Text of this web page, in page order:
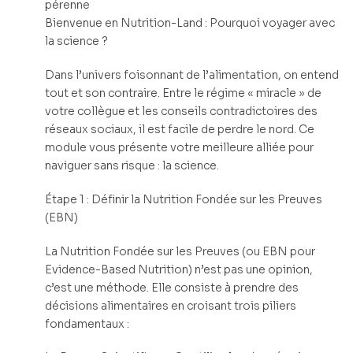
pérenne
Bienvenue en Nutrition-Land : Pourquoi voyager avec
la science ?
Dans l’univers foisonnant de l’alimentation, on entend
tout et son contraire. Entre le régime « miracle » de
votre collègue et les conseils contradictoires des
réseaux sociaux, il est facile de perdre le nord. Ce
module vous présente votre meilleure alliée pour
naviguer sans risque : la science.
Étape 1 : Définir la Nutrition Fondée sur les Preuves
(EBN)
La Nutrition Fondée sur les Preuves (ou EBN pour
Evidence-Based Nutrition) n’est pas une opinion,
c’est une méthode. Elle consiste à prendre des
décisions alimentaires en croisant trois piliers
fondamentaux :